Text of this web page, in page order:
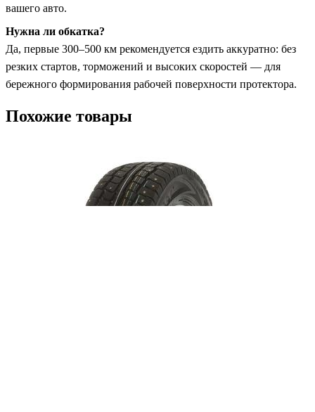
вашего авто.
Нужна ли обкатка?
Да, первые 300–500 км рекомендуется ездить аккуратно: без
резких стартов, торможений и высоких скоростей — для
бережного формирования рабочей поверхности протектора.
Похожие товары